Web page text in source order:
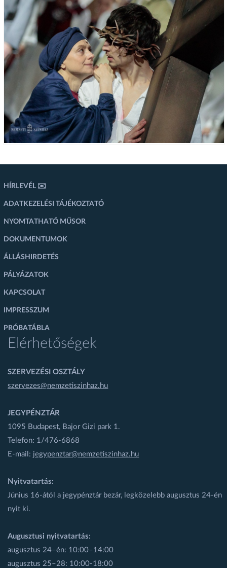
HÍRLEVÉL ✉️
ADATKEZELÉSI TÁJÉKOZTATÓ
NYOMTATHATÓ MŰSOR
DOKUMENTUMOK
ÁLLÁSHIRDETÉS
PÁLYÁZATOK
KAPCSOLAT
IMPRESSZUM
PRÓBATÁBLA
Elérhetőségek
SZERVEZÉSI OSZTÁLY
szervezes@nemzetiszinhaz.hu
JEGYPÉNZTÁR
1095 Budapest, Bajor Gizi park 1.
Telefon: 1/476-6868
E-mail: jegypenztar@nemzetiszinhaz.hu
Nyitvatartás:
Június 16-ától a jegypénztár bezár, legközelebb augusztus 24-én
nyit ki.
Augusztusi nyitvatartás:
augusztus 24–én: 10:00–14:00
augusztus 25–28: 10:00-18:00